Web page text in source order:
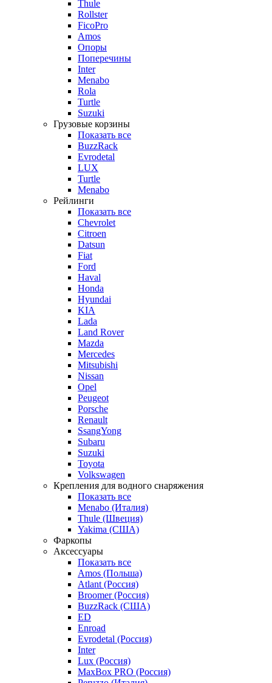
Thule
Rollster
FicoPro
Amos
Опоры
Поперечины
Inter
Menabo
Rola
Turtle
Suzuki
Грузовые корзины
Показать все
BuzzRack
Evrodetal
LUX
Turtle
Menabo
Рейлинги
Показать все
Chevrolet
Citroen
Datsun
Fiat
Ford
Haval
Honda
Hyundai
KIA
Lada
Land Rover
Mazda
Mercedes
Mitsubishi
Nissan
Opel
Peugeot
Porsche
Renault
SsangYong
Subaru
Suzuki
Toyota
Volkswagen
Крепления для водного снаряжения
Показать все
Menabo (Италия)
Thule (Швеция)
Yakima (США)
Фаркопы
Аксессуары
Показать все
Amos (Польша)
Atlant (Россия)
Broomer (Россия)
BuzzRack (США)
ED
Enroad
Evrodetal (Россия)
Inter
Lux (Россия)
MaxBox PRO (Россия)